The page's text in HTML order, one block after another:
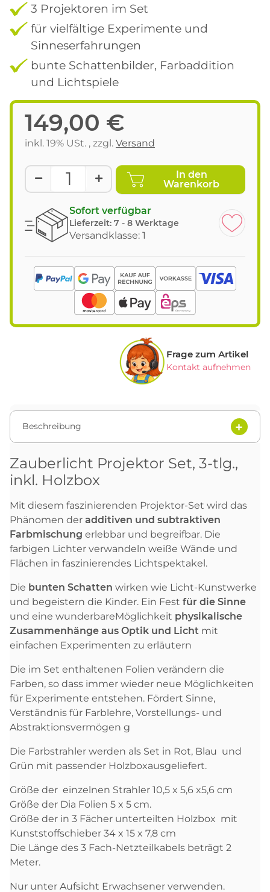
3 Projektoren im Set
für vielfältige Experimente und
Sinneserfahrungen
bunte Schattenbilder, Farbaddition
und Lichtspiele
149,00 €
inkl. 19% USt. , zzgl. Versand
In den
Warenkorb
Sofort verfügbar
Lieferzeit: 7 - 8 Werktage
Versandklasse: 1
Frage zum Artikel
Kontakt aufnehmen
Beschreibung
Zauberlicht Projektor Set, 3-tlg.,
inkl. Holzbox
Mit diesem faszinierenden Projektor-Set wird das
Phänomen der additiven und subtraktiven
Farbmischung erlebbar und begreifbar. Die
farbigen Lichter verwandeln weiße Wände und
Flächen in faszinierendes Lichtspektakel.
Die bunten Schatten wirken wie Licht-Kunstwerke
und begeistern die Kinder. Ein Fest für die Sinne
und eine wunderbareMöglichkeit physikalische
Zusammenhänge aus Optik und Licht mit
einfachen Experimenten zu erläutern
Die im Set enthaltenen Folien verändern die
Farben, so dass immer wieder neue Möglichkeiten
für Experimente entstehen. Fördert Sinne,
Verständnis für Farblehre, Vorstellungs- und
Abstraktionsvermögen g
Die Farbstrahler werden als Set in Rot, Blau und
Grün mit passender Holzboxausgeliefert.
Größe der einzelnen Strahler 10,5 x 5,6 x5,6 cm
Größe der Dia Folien 5 x 5 cm.
Größe der in 3 Fächer unterteilten Holzbox mit
Kunststoffschieber 34 x 15 x 7,8 cm
Die Länge des 3 Fach-Netzteilkabels beträgt 2
Meter.
Nur unter Aufsicht Erwachsener verwenden.